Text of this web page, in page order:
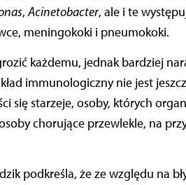
,Acinetobacter, ale i te
meningokoki i pneumokoki.
każdemu, jednak bardziej
immunologiczny nie jest
się starzeje, osoby, których
chorujące przewlekle, na
podkreśla, że ze względu na